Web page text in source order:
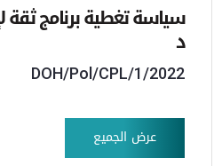
سياسة تغطية برنامج ثقة
د
DOH/Pol/CPL/1/2022
عرض الجميع